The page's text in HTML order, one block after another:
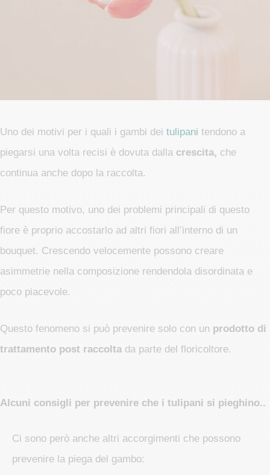
Uno dei motivi per i quali i gambi dei tulipani tendono a
piegarsi una volta recisi è dovuta dalla crescita, che
continua anche dopo la raccolta.
Per questo motivo, uno dei problemi principali di questo
fiore è proprio accostarlo ad altri fiori all’interno di un
bouquet. Crescendo velocemente possono creare
asimmetrie nella composizione rendendola disordinata e
poco piacevole.
Questo fenomeno si può prevenire solo con un prodotto di
trattamento post raccolta da parte del floricoltore.
Alcuni consigli per prevenire che i tulipani si pieghino..
Ci sono però anche altri accorgimenti che possono
prevenire la piega del gambo: